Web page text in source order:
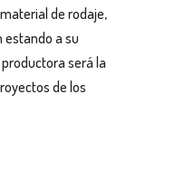
de rodaje,
estando a su
será la
de los